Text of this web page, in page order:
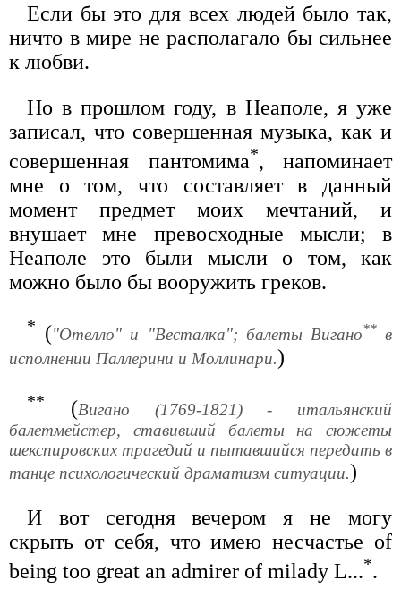
Если бы это для всех людей было так,
ничто в мире не располагало бы сильнее
к любви.
Но в прошлом году, в Неаполе, я уже
записал, что совершенная музыка, как и
совершенная пантомима*, напоминает
мне о том, что составляет в данный
момент предмет моих мечтаний, и
внушает мне превосходные мысли; в
Неаполе это были мысли о том, как
можно было бы вооружить греков.
* ("Отелло" и "Весталка"; балеты Вигано**в
исполнении Паллерини и Моллинари.)
** (Вигано (1769-1821) - итальянский
балетмейстер, ставивший балеты на сюжеты
шекспировских трагедий и пытавшийся передать в
танце психологический драматизм ситуации.)
И вот сегодня вечером я не могу
скрыть от себя, что имею несчастье of
being too great an admirer of milady L...*.